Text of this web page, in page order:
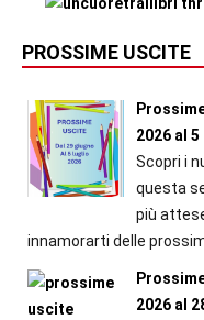
PROSSIME USCITE
2026 al
Scopri i
questa
più
innamorarti delle
2026 al